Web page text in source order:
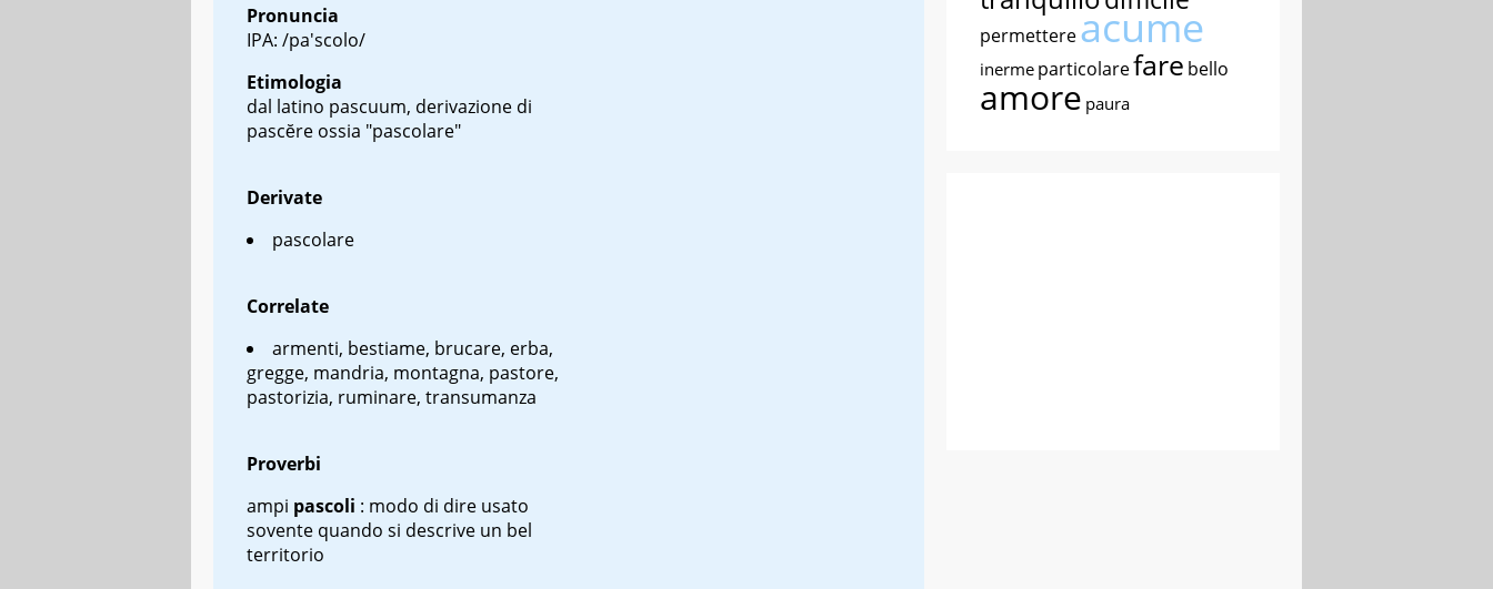
Pronuncia
IPA: /pa'scolo/
Etimologia
dal latino pascuum, derivazione di
pascĕre ossia "pascolare"
Derivate
pascolare
Correlate
armenti, bestiame, brucare, erba,
gregge, mandria, montagna, pastore,
pastorizia, ruminare, transumanza
Proverbi
ampi pascoli : modo di dire usato
sovente quando si descrive un bel
territorio
permettereacume
inerme particolarefare bello
amore paura